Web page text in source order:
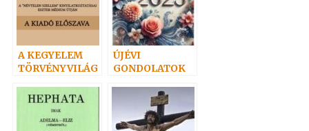
A KEGYELEM
TÖRVÉNYVILÁG
ÚJÉVI
GONDOLATOK